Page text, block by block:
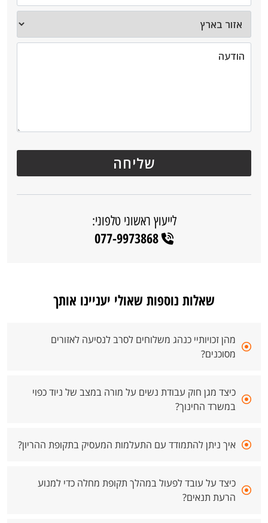
לייעוץ ראשוני טלפוני:
077-9973868
שאלות נוספות שאולי יעניינו אותך
מהן זכויותיי כנהג משלוחים לסרב לנסיעה לאזורים
מסוכנים?
כיצד מגן חוק עבודת נשים על מורה במצב של ניוד כפוי
במשרד החינוך?
איך ניתן להתמודד עם התעלמות המעסיק בתקופת ההריון?
כיצד על עובד לפעול במהלך תקופת מחלה כדי למנוע
הרעת תנאים?